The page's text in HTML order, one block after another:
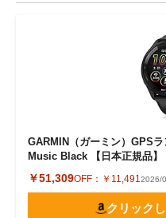
GARMIN（ガーミン）GPS
Music Black 【日本正規品】
￥51,309OFF： ￥11,4912026/
クリック